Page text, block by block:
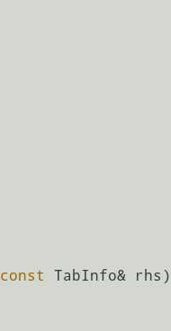
const
TabInfo& rhs)